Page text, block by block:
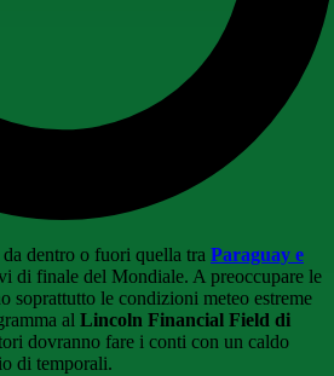
dentro o fuori quella tra Paraguay e
di finale del Mondiale. A preoccupare le
soprattutto le condizioni meteo estreme
al Lincoln Financial Field di
dovranno fare i conti con un caldo
di temporali.